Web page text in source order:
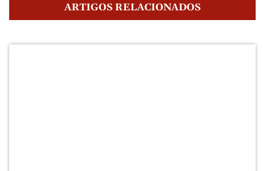
ARTIGOS RELACIONADOS